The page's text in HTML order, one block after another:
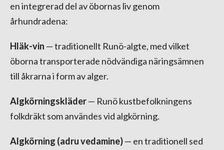
en integrerad del av öbornas liv genom
århundradena:
Hläk-vin — traditionellt Runö-algte, med vilket
öborna transporterade nödvändiga näringsämnen
till åkrarna i form av alger.
Algkörningskläder— Runö kustbefolkningens
folkdräkt som användes vid algkörning.
Algkörning (adru vedamine)— en traditionell sed